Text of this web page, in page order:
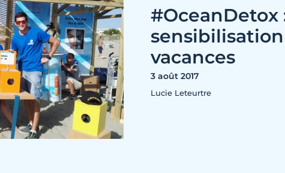
#OceanDetox
vacances
3 août 2017
Lucie Leteurtre